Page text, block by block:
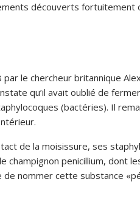
découverts fortuitement
le chercheur britannique
qu’il avait oublié de
(bactéries). Il
de la moisissure, ses
penicillium, dont
nommer cette substance